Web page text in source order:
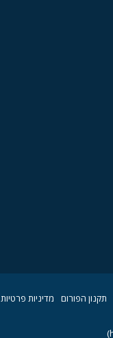
תקנון הפורום מדיניות פרטיות